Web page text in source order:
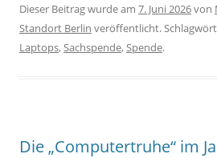
Dieser Beitrag wurde am 7. Juni 2026von
Standort Berlin veröffentlicht.
Laptops,Sachspende,Spende.
Die „Computertruhe“ im